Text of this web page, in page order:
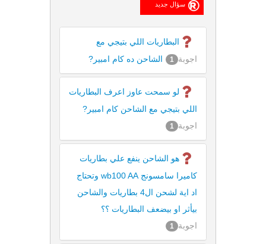
البطاريات اللي بتيجي مع
الشاحن ده كام امبير?
اجوبة 1
لو سمحت عاوز اعرف البطاريات
اللي بتيجي مع الشاحن كام امبير?
اجوبة 1
هو الشاحن ينفع علي بطاريات
كاميرا سامسونج wb100 AA وتحتاج
اد اية لشحن ال4 بطاريات والشاحن
بيأثر او بيضعف البطاريات ؟؟
اجوبة 1